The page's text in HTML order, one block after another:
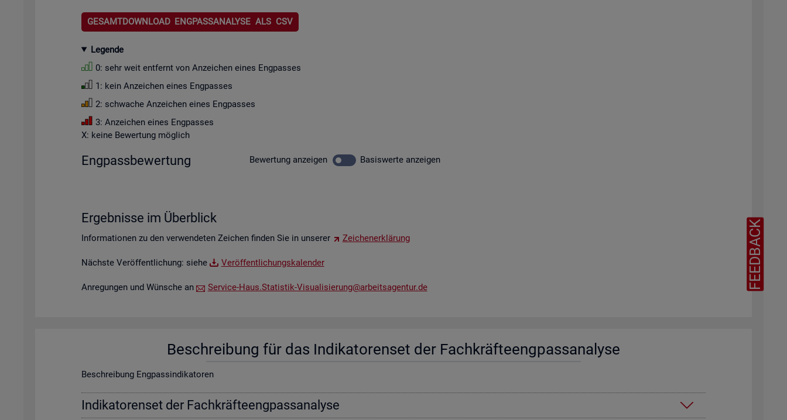
GESAMTDOWNLOAD ENGPASSANALYSE ALS CSV
Le­gen­de
0: sehr weit ent­fernt von An­zei­chen eines Eng­pas­ses
1: kein An­zei­chen eines Eng­pas­ses
2: schwa­che An­zei­chen eines Eng­pas­ses
3: An­zei­chen eines Eng­pas­ses
X: keine Be­wer­tung mög­lich
Eng­pass­be­wer­tung Be­wer­tung an­zei­gen Ba­sis­wer­te an­zei­gen
Er­geb­nis­se im Über­blick
In­for­ma­tio­nen zu den ver­wen­de­ten Zei­chen fin­den Sie in un­se­rer Zei­chen­er­klä­rung
Nächs­te Ver­öf­fent­li­chung: siehe Ver­öf­fent­li­chungs­ka­len­der
An­re­gun­gen und Wün­sche an Ser­vice-Haus.​Statistik-​Vis​uali​sier​ung@​arb​eits​agen​tur.​de
Be­schrei­bung für das In­di­ka­to­ren­set der Fach­kräf­te­eng­pass­ana­ly­se
Be­schrei­bung Eng­pas­sin­di­ka­to­ren
In­di­ka­to­ren­set der Fach­kräf­te­eng­pass­ana­ly­se
FEEDBACK